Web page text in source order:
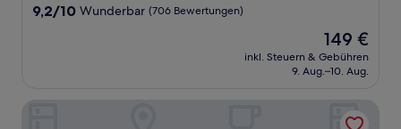
9.2
9,2/10 Wunderbar (706 Bewertungen)
Der
Preis
beträgt
149 €
inkl. Steuern & Gebühren
9. Aug.–10. Aug.
The JOY courtyard Beijing near Tiananmen Forbidden City